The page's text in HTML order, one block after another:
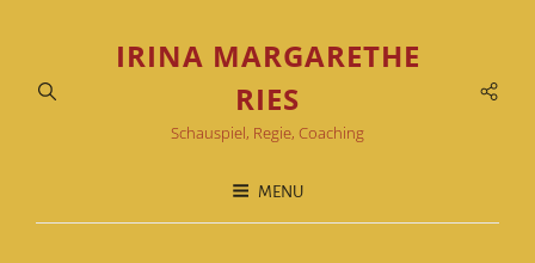
IRINA MARGARETHE
RIES
Schauspiel, Regie, Coaching
MENU